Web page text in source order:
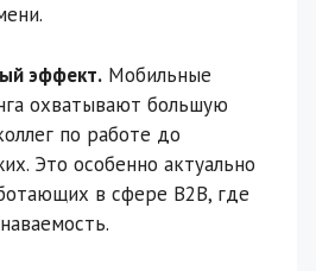
эффект. Мобильные
охватывают большую
по работе до
Это особенно актуально
в сфере B2B, где